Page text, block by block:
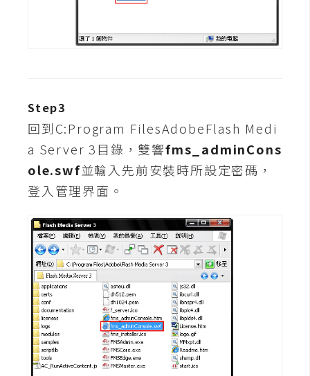
字
型
網
架
設
W
o
r
d
P
r
e
s
s
Step3
回到C:Program FilesAdobeFlash Medi
a Server 3目錄，雙響fms_adminCons
ole.swf並輸入先前安裝時所設定密碼，
登入管理界面。